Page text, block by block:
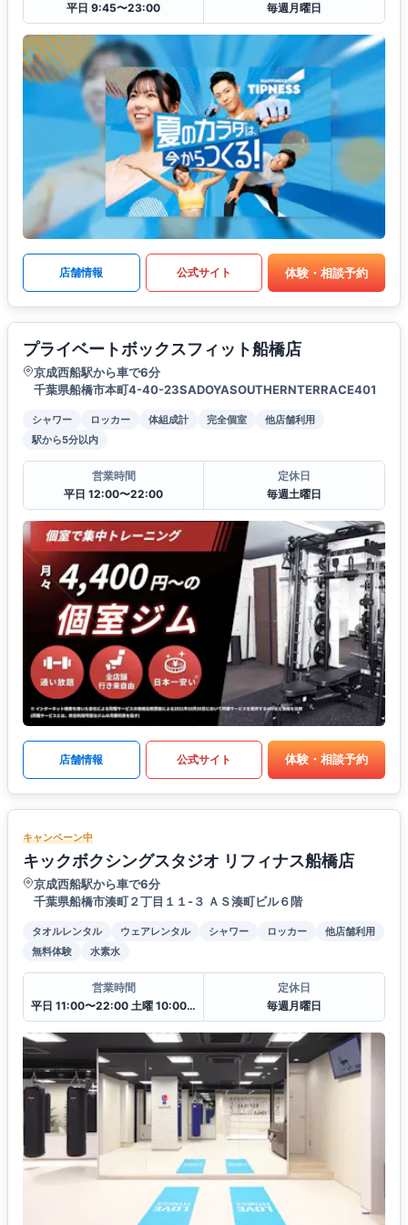
平日 9:45〜23:00
毎週月曜日
店舗情報 公式サイト 体験・相談予約
プライベートボックスフィット船橋店
京成西船駅から車で6分
千葉県船橋市本町4-40-23SADOYASOUTHERNTERRACE401
シャワー ロッカー 体組成計 完全個室
他店舗利用
駅から5分以内
営業時間
平日 12:00〜22:00
定休日
毎週土曜日
店舗情報 公式サイト 体験・相談予約
キャンペーン中
キックボクシングスタジオ リフィナス船橋店
京成西船駅から車で6分
千葉県船橋市湊町２丁目１１-３ ＡＳ湊町ビル６階
タオルレンタル ウェアレンタル シャワー ロッカー
他店舗利用
無料体験
水素水
営業時間
平日 11:00〜22:00 土曜 10:00〜20:00 日・祝 10:00〜18:00
定休日
毎週月曜日